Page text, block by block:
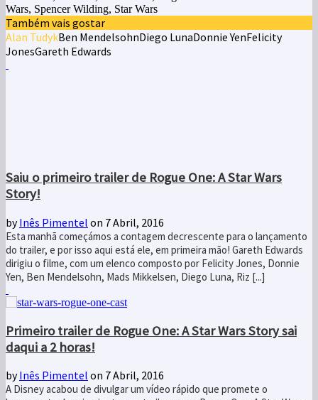
Wars, Spencer Wilding, Star Wars
Também vais gostar
Alan TudykBen MendelsohnDiego LunaDonnie YenFelicity
JonesGareth Edwards
Saiu o primeiro trailer de Rogue One: A Star Wars
Story!
byInês Pimentel on 7 Abril, 2016
Esta manhã começámos a contagem decrescente para o lançamento
do trailer, e por isso aqui está ele, em primeira mão! Gareth Edwards
dirigiu o filme, com um elenco composto por Felicity Jones, Donnie
Yen, Ben Mendelsohn, Mads Mikkelsen, Diego Luna, Riz [...]
Primeiro trailer de Rogue One: A Star Wars Story sai
daqui a 2 horas!
byInês Pimentel on 7 Abril, 2016
A Disney acabou de divulgar um vídeo rápido que promete o